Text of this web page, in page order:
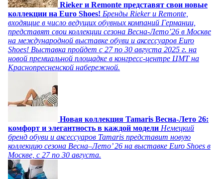
Rieker и Remonte представят свои новые
коллекции на Euro Shoes! Бренды Rieker и Remonte,
входящие в число ведущих обувных компаний Германии,
представят свои коллекции сезона Весна-Лето’26 в Москве
на международной выставке обуви и аксессуаров Euro
Shoes! Выставка пройдет c 27 по 30 августа 2025 г. на
новой премиальной площадке в конгресс-центре ЦМТ на
Краснопресненской набережной.
Новая коллекция Tamaris Весна-Лето 26:
комфорт и элегантность в каждой модели Немецкий
бренд обуви и аксессуаров Tamaris представит новую
коллекцию сезона Весна–Лето’ 26 на выставке Euro Shoes в
Москве, с 27 по 30 августа.